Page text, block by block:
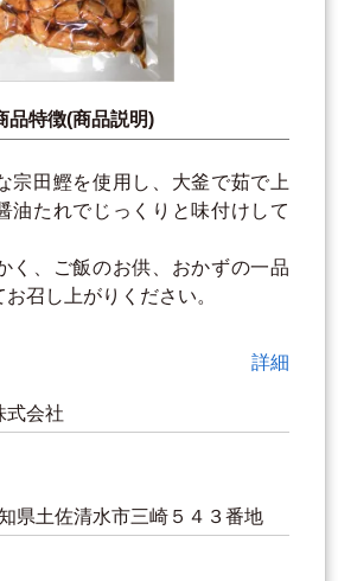
品特徴(商品説明)
宗田鰹を使用し、大釜で茹で上
油たれでじっくりと味付けして
く、ご飯のお供、おかずの一品
召し上がりください。
詳細
式会社
県土佐清水市三崎５４３番地